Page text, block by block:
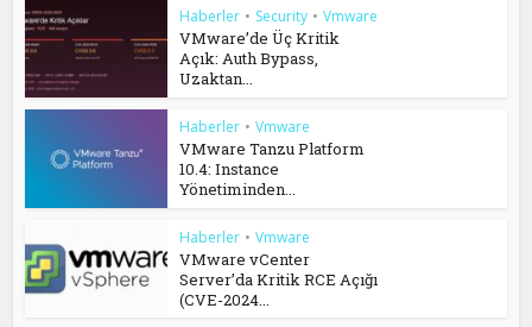
Haberler • Security • Vmware
VMware’de Üç Kritik
Açık: Auth Bypass,
Uzaktan...
Haberler • Vmware
VMware Tanzu Platform
10.4: Instance
Yönetiminden...
Haberler • Vmware
VMware vCenter
Server’da Kritik RCE Açığı
(CVE-2024...